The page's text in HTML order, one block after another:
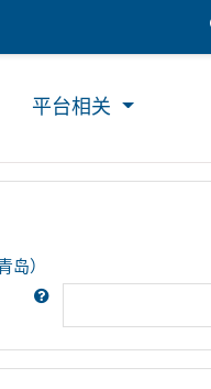
平台相关
岛）